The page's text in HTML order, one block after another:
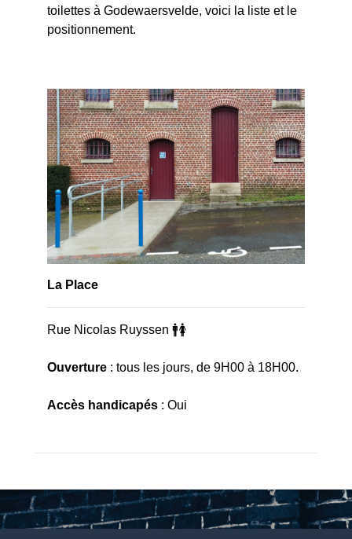
toilettes à Godewaersvelde, voici la liste et le
positionnement.
La Place
Rue Nicolas Ruyssen 🚹🚺
Ouverture : tous les jours, de 9H00 à 18H00.
Accès handicapés : Oui